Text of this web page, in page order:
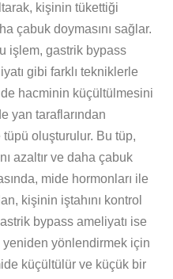
kişinin tükettiği
çabuk doymasını sağlar.
işlem, gastrik bypass
gibi farklı tekniklerle
hacminin küçültülmesini
yan taraflarından
oluşturulur. Bu tüp,
azaltır ve daha çabuk
mide hormonları ile
kişinin iştahını kontrol
bypass ameliyatı ise
yeniden yönlendirmek için
küçültülür ve küçük bir